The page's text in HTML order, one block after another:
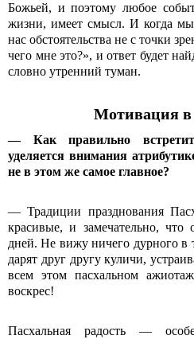
Божьей, и поэтому любое
жизни, имеет смысл. И когда
нас обстоятельства не с точки
чего мне это?», и ответ будет
словно утренний туман.
Мотивация в
— Как правильно
уделяется внимания
не в этом же самое главное?
— Традиции празднования
красивые, и замечательно,
дней. Не вижу ничего дурного в
дарят друг другу куличи,
всем этом пасхальном
воскрес!
Пасхальная радость —